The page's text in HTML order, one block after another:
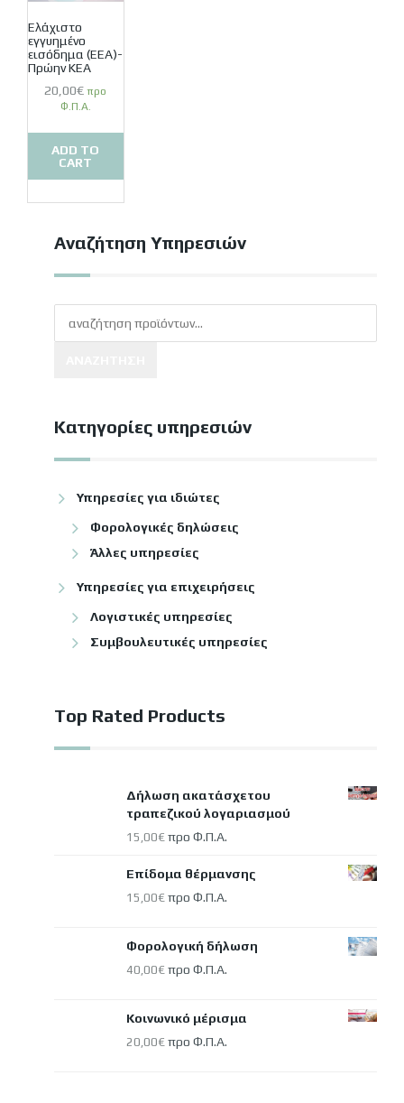
Ελάχιστο
εγγυημένο
εισόδημα (ΕΕΑ)-
Πρώην ΚΕΑ
20,00€ προ
Φ.Π.Α.
ADD TO
CART
Αναζήτηση Υπηρεσιών
Κατηγορίες υπηρεσιών
Υπηρεσίες για ιδιώτες
Φορολογικές δηλώσεις
Άλλες υπηρεσίες
Υπηρεσίες για επιχειρήσεις
Λογιστικές υπηρεσίες
Συμβουλευτικές υπηρεσίες
Top Rated Products
Δήλωση ακατάσχετου
τραπεζικού λογαριασμού
15,00€ προ Φ.Π.Α.
Επίδομα θέρμανσης
15,00€ προ Φ.Π.Α.
Φορολογική δήλωση
40,00€ προ Φ.Π.Α.
Κοινωνικό μέρισμα
20,00€ προ Φ.Π.Α.